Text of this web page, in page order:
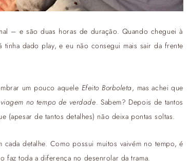
– e são duas horas de duração. Quando cheguei à
tinha dado play, e eu não consegui mais sair da frente
um pouco aquele Efeito Borboleta, mas achei que
no tempo de verdade. Sabem? Depois de tantos
de tantos detalhes) não deixa pontas soltas.
detalhe. Como possui muitos vaivém no tempo, é
faz toda a diferença no desenrolar da trama.